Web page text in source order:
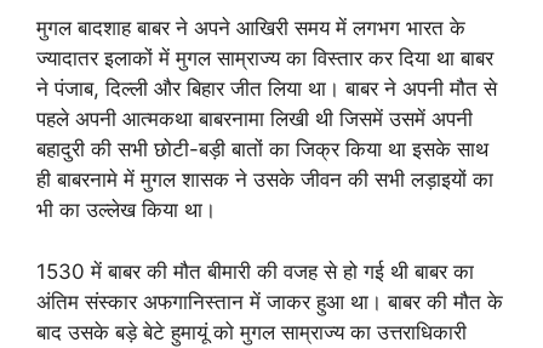
मुगल बादशाह बाबर ने अपने आखिरी समय में लगभग भारत के
ज्यादातर इलाकों में मुगल साम्राज्य का विस्तार कर दिया था बाबर
ने पंजाब, दिल्ली और बिहार जीत लिया था। बाबर ने अपनी मौत से
पहले अपनी आत्मकथा बाबरनामा लिखी थी जिसमें उसमें अपनी
बहादुरी की सभी छोटी-बड़ी बातों का जिक्र किया था इसके साथ
ही बाबरनामे में मुगल शासक ने उसके जीवन की सभी लड़ाइयों का
भी का उल्लेख किया था।
1530 में बाबर की मौत बीमारी की वजह से हो गई थी बाबर का
अंतिम संस्कार अफगानिस्तान में जाकर हुआ था। बाबर की मौत के
बाद उसके बड़े बेटे हुमायूं को मुगल साम्राज्य का उत्तराधिकारी